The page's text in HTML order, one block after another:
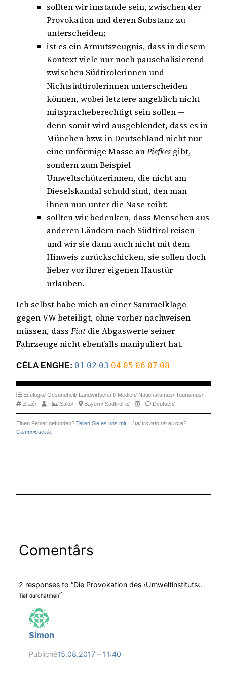
sollten wir imstande sein, zwischen der
Provokation und deren Substanz zu
unterscheiden;
ist es ein Armutszeugnis, dass in diesem
Kontext viele nur noch pauschalisierend
zwischen Südtirolerinnen und
Nichtsüdtirolerinnen unterscheiden
können, wobei letztere angeblich nicht
mitspracheberechtigt sein sollen —
denn somit wird ausgeblendet, dass es in
München bzw. in Deutschland nicht nur
eine unförmige Masse anPiefkes gibt,
sondern zum Beispiel
Umweltschützerinnen, die nicht am
Dieselskandal schuld sind, den man
ihnen nun unter die Nase reibt;
sollten wir bedenken, dass Menschen aus
anderen Ländern nach Südtirol reisen
und wir sie dann auch nicht mit dem
Hinweis zurückschicken, sie sollen doch
lieber vor ihrer eigenen Haustür
urlauben.
Ich selbst habe mich an einer Sammelklage
gegen VW beteiligt, ohne vorher nachweisen
müssen, dass Fiat die Abgaswerte seiner
Fahrzeuge nicht ebenfalls manipuliert hat.
CËLA ENGHE: 01 02 03 04 05 06 07 08
Ecologia/ Gesundheit/ Landwirtschaft/ Medien/ Nationalismus/ Tourismus/ ·
Zitać/ · · Salto/ · Bayern/ Südtirol-o/ · · Deutsch/
Einen Fehler gefunden? Teilen Sie es uns mit. | Hai trovato un errore?
Comunicacelo.
Comentârs
2 responses to “Die Provokation des ›Umweltinstituts‹.
Tief durchatmen”
Simon
Publiché15.08.2017 – 11:40